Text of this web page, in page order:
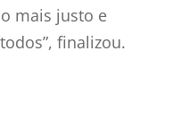
mais justo e
finalizou.